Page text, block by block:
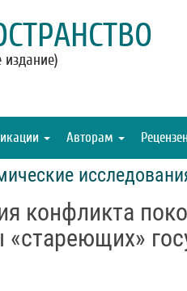
издание)
Авторам
конфликта